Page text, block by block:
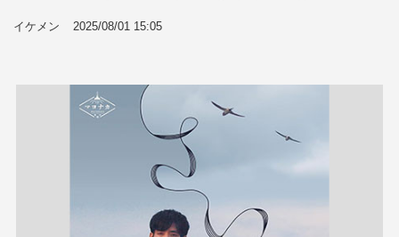
イケメン 2025/08/01 15:05